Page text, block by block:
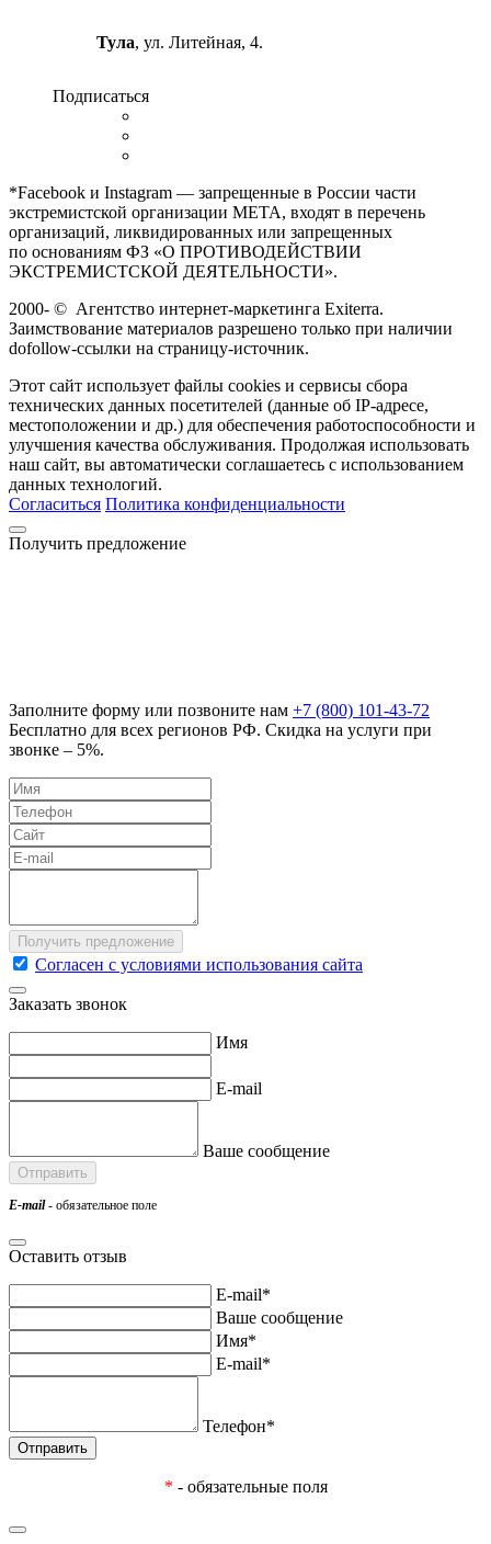
Тула, ул. Литейная, 4.
Подписаться
*Facebook и Instagram — запрещенные в России части
экстремистской организации META, входят в перечень
организаций, ликвидированных или запрещенных
по основаниям ФЗ «О ПРОТИВОДЕЙСТВИИ
ЭКСТРЕМИСТСКОЙ ДЕЯТЕЛЬНОСТИ».
2000- © Агентство интернет-маркетинга Exiterra.
Заимствование материалов разрешено только при наличии
dofollow-ссылки на страницу-источник.
Этот сайт использует файлы cookies и сервисы сбора
технических данных посетителей (данные об IP-адресе,
местоположении и др.) для обеспечения работоспособности и
улучшения качества обслуживания. Продолжая использовать
наш сайт, вы автоматически соглашаетесь с использованием
данных технологий.
Согласиться Политика конфиденциальности
Получить предложение
Заполните форму или позвоните нам +7 (800) 101-43-72
Бесплатно для всех регионов РФ. Скидка на услуги при
звонке – 5%.
Согласен с условиями использования сайта
Заказать звонок
Имя
E-mail
Ваше сообщение
E-mail- обязательное поле
Оставить отзыв
E-mail*
Ваше сообщение
Имя*
E-mail*
Телефон*
* - обязательные поля